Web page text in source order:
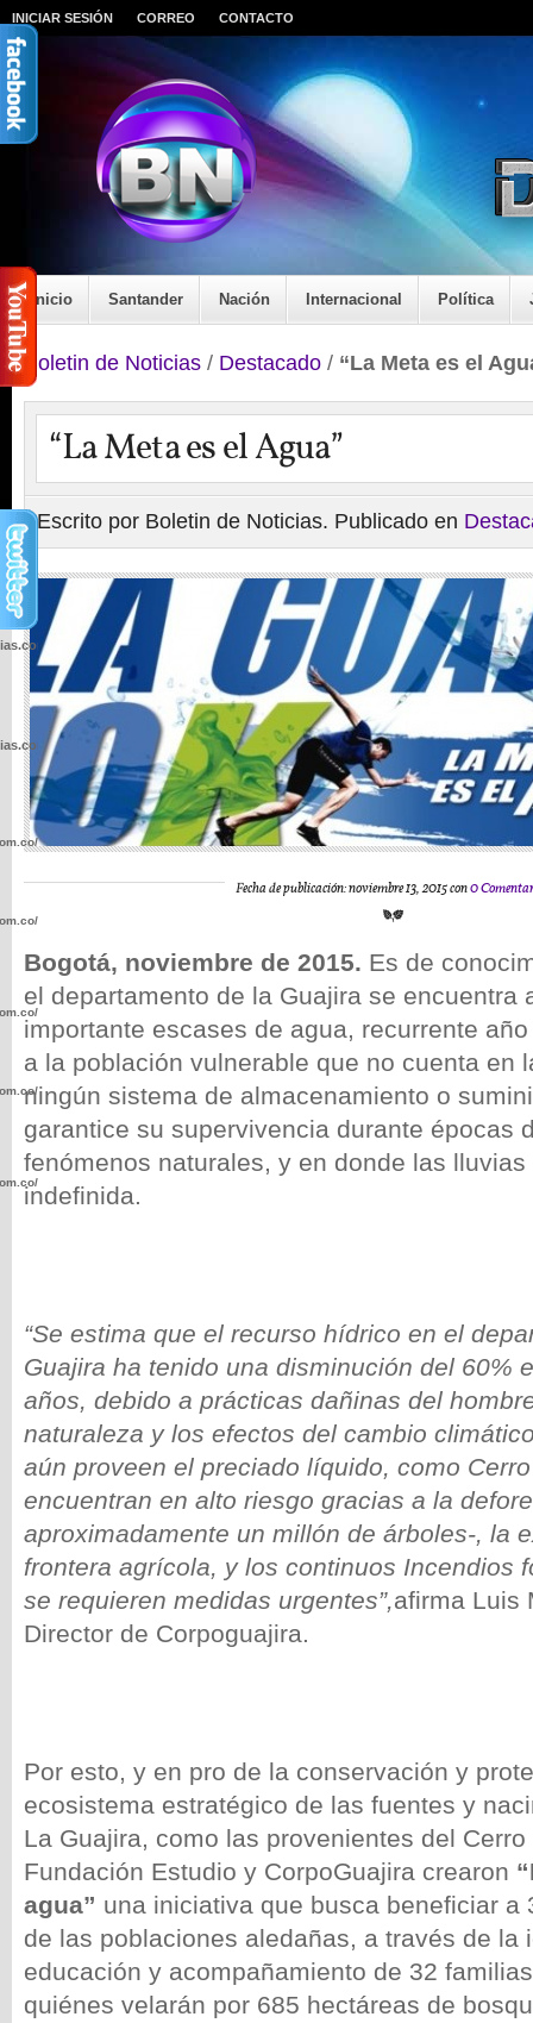
INICIAR SESIÓN CORREO CONTACTO
Inicio Santander Nación Internacional Política
Boletin de Noticias / Destacado / “La Meta es el
“La Meta es el Agua”
Escrito por Boletin de Noticias. Publicado en
Fecha de publicación: noviembre 13, 2015 con0
Bogotá, noviembre de 2015. Es de
el departamento de la Guajira se encuentra
importante escases de agua, recurrente
a la población vulnerable que no cuenta en
ningún sistema de almacenamiento o
garantice su supervivencia durante épocas
fenómenos naturales, y en donde las
indefinida.
“Se estima que el recurso hídrico en el
Guajira ha tenido una disminución del 60%
años, debido a prácticas dañinas del
naturaleza y los efectos del cambio
aún proveen el preciado líquido, como
encuentran en alto riesgo gracias a la
aproximadamente un millón de árboles-, la
frontera agrícola, y los continuos Incendios
se requieren medidas urgentes”,afirma Luis
Director de Corpoguajira.
Por esto, y en pro de la conservación y
ecosistema estratégico de las fuentes y
La Guajira, como las provenientes del
Fundación Estudio y CorpoGuajira crearon
agua” una iniciativa que busca beneficiar a
de las poblaciones aledañas, a través de la
educación y acompañamiento de 32
quiénes velarán por 685 hectáreas de
wp-
wp-
wp-
wp-
wp-
wp-
wp-
wp-
wp-